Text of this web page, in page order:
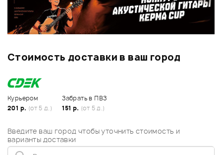
Стоимость доставки в ваш город
Курьером
201 р. (от 5 д.)
Забрать в ПВЗ
151 р. (от 5 д.)
Введите ваш город чтобы уточнить стоимость и
варианты доставки